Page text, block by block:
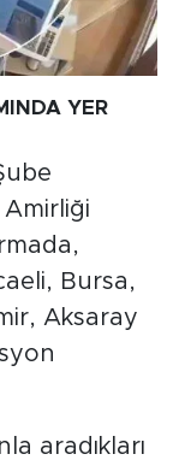
YER
Amirliği
Bursa,
Aksaray
aradıkları